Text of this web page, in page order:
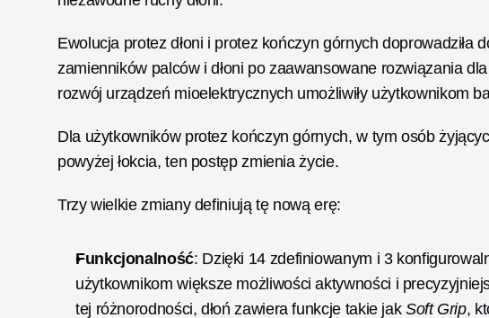
Ewolucja protez dłoni i protez kończyn górnych doprowadziła
zamienników palców i dłoni po zaawansowane rozwiązania
rozwój urządzeń mioelektrycznych umożliwiły użytkownikom
Dla użytkowników protez kończyn górnych, w tym osób
powyżej łokcia, ten postęp zmienia życie.
Trzy wielkie zmiany definiują tę nową erę:
Funkcjonalność: Dzięki 14 zdefiniowanym i 3
użytkownikom większe możliwości aktywności i
tej różnorodności, dłoń zawiera funkcje takie jak Soft Grip,